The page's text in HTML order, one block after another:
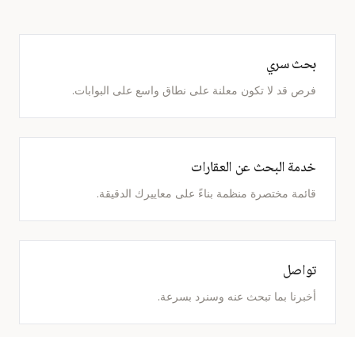
بحث سري
فرص قد لا تكون معلنة على نطاق واسع على البوابات.
خدمة البحث عن العقارات
قائمة مختصرة منظمة بناءً على معاييرك الدقيقة.
تواصل
أخبرنا بما تبحث عنه وسنرد بسرعة.